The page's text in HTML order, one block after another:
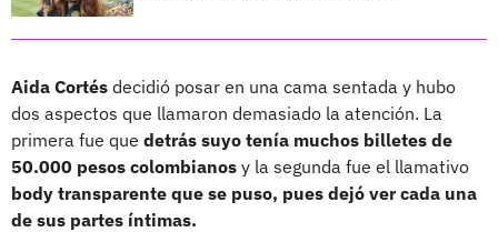
Aida Cortés decidió posar en una cama sentada y hubo
dos aspectos que llamaron demasiado la atención. La
primera fue que detrás suyo tenía muchos billetes de
50.000 pesos colombianos y la segunda fue el llamativo
body transparente que se puso, pues dejó ver cada una
de sus partes íntimas.